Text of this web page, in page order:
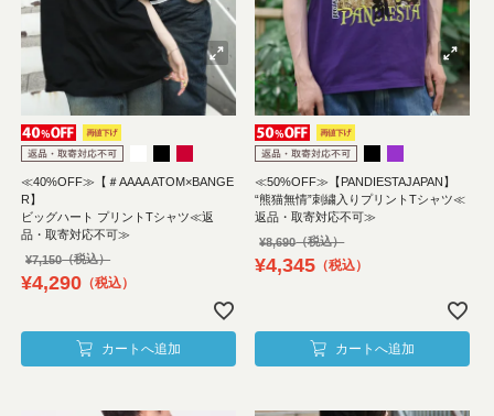
≪40%OFF≫【＃AAAA ATOM×BANGE
R】
ビッグハート プリントTシャツ≪返
品・取寄対応不可≫
¥7,150
¥4,290 税込
カートへ追加
≪50%OFF≫【PANDIESTAJAPAN】
“熊猫無情”刺繍入りプリントTシャツ≪
返品・取寄対応不可≫
¥8,690
¥4,345 税込
カートへ追加